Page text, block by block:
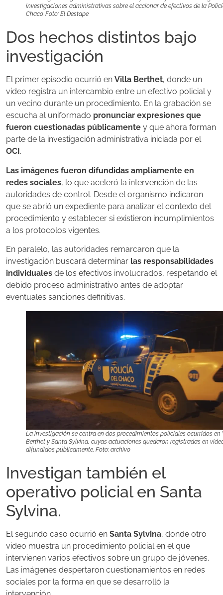
investigaciones administrativas sobre el accionar de efectivos de la
Chaco. Foto: El Destape
Dos hechos distintos bajo
investigación
El primer episodio ocurrió en Villa Berthet, donde un
video registra un intercambio entre un efectivo policial y
un vecino durante un procedimiento. En la grabación se
escucha al uniformado pronunciar expresiones que
fueron cuestionadas públicamente y que ahora forman
parte de la investigación administrativa iniciada por el
OCI .
Las imágenes fueron difundidas ampliamente en
redes sociales, lo que aceleró la intervención de las
autoridades de control. Desde el organismo indicaron
que se abrió un expediente para analizar el contexto del
procedimiento y establecer si existieron incumplimientos
a los protocolos vigentes.
En paralelo, las autoridades remarcaron que la
investigación buscará determinar las responsabilidades
individuales de los efectivos involucrados, respetando el
debido proceso administrativo antes de adoptar
eventuales sanciones definitivas.
La investigación se centra en dos procedimientos policiales ocurridos en
Berthet y Santa Sylvina, cuyas actuaciones quedaron registradas en
difundidos públicamente. Foto: archivo
Investigan también el
operativo policial en Santa
Sylvina.
El segundo caso ocurrió en Santa Sylvina, donde otro
video muestra un procedimiento policial en el que
intervienen varios efectivos sobre un grupo de jóvenes.
Las imágenes despertaron cuestionamientos en redes
sociales por la forma en que se desarrolló la